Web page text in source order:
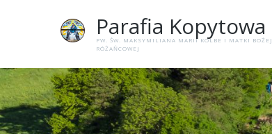
Parafia Kopytowa
PW. ŚW. MAKSYMILIANA MARII KOLBE I MATKI BOŻEJ
RÓŻAŃCOWEJ